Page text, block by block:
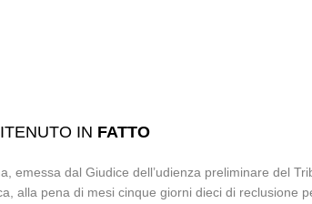
IN FATTO
dal Giudice dell’udienza preliminare del
alla pena di mesi cinque giorni dieci di reclusione